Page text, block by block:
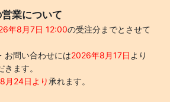
業について
年8月7日 12:00の受注分までとさせて
お問い合わせには2026年8月17日 より
ます。
月24日より承れます。